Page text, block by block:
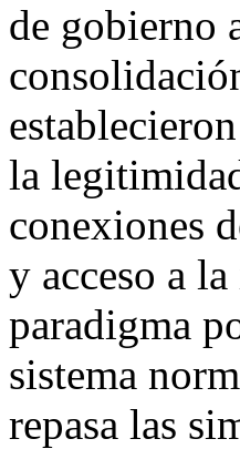
de gobierno
la
conexiones
y acceso a
paradigma
sistema
repasa las